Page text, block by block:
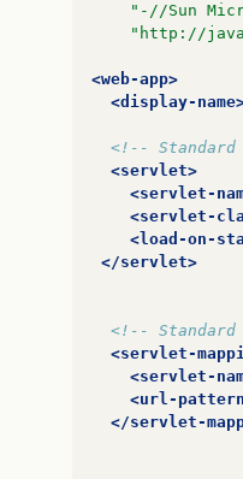
"-//Sun
"http://
<web-app>
<display-
<!--
<servlet>
<servlet-
<servlet-
<load-on-
</servlet>
<!-- Standard
<servlet-
<servlet-
<url-
</servlet-